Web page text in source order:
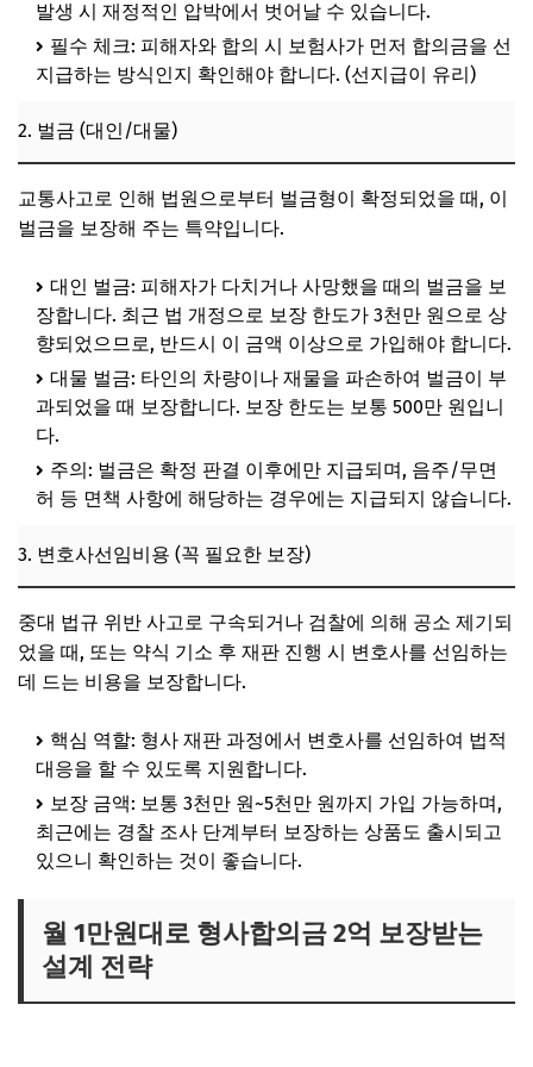
발생 시 재정적인 압박에서 벗어날 수 있습니다.
필수 체크: 피해자와 합의 시 보험사가 먼저 합의금을 선
지급하는 방식인지 확인해야 합니다. (선지급이 유리)
2. 벌금 (대인/대물)
교통사고로 인해 법원으로부터 벌금형이 확정되었을 때, 이
벌금을 보장해 주는 특약입니다.
대인 벌금: 피해자가 다치거나 사망했을 때의 벌금을 보
장합니다. 최근 법 개정으로 보장 한도가 3천만 원으로 상
향되었으므로, 반드시 이 금액 이상으로 가입해야 합니다.
대물 벌금: 타인의 차량이나 재물을 파손하여 벌금이 부
과되었을 때 보장합니다. 보장 한도는 보통 500만 원입니
다.
주의: 벌금은 확정 판결 이후에만 지급되며, 음주/무면
허 등 면책 사항에 해당하는 경우에는 지급되지 않습니다.
3. 변호사선임비용 (꼭 필요한 보장)
중대 법규 위반 사고로 구속되거나 검찰에 의해 공소 제기되
었을 때, 또는 약식 기소 후 재판 진행 시 변호사를 선임하는
데 드는 비용을 보장합니다.
핵심 역할: 형사 재판 과정에서 변호사를 선임하여 법적
대응을 할 수 있도록 지원합니다.
보장 금액: 보통 3천만 원~5천만 원까지 가입 가능하며,
최근에는 경찰 조사 단계부터 보장하는 상품도 출시되고
있으니 확인하는 것이 좋습니다.
월 1만원대로 형사합의금 2억 보장받는
설계 전략